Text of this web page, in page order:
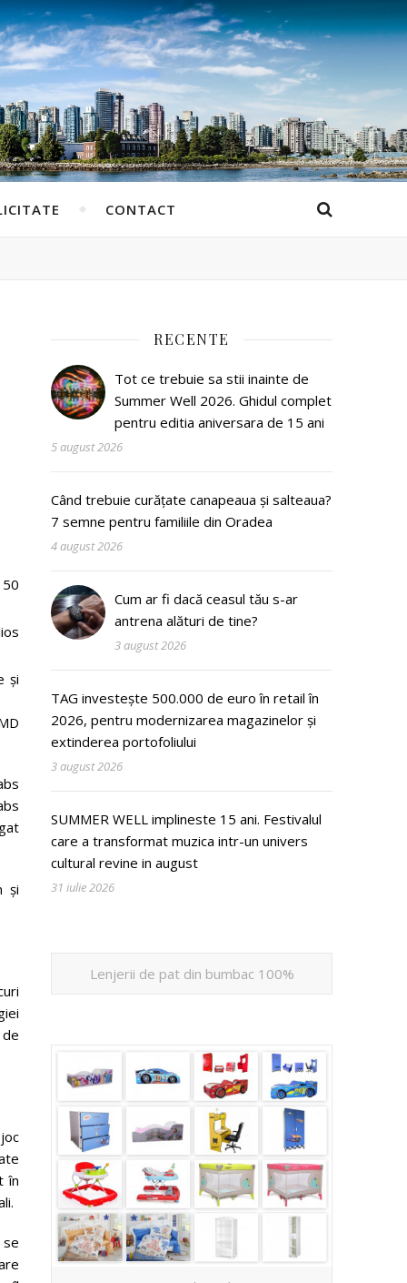
CONTACT
și
și
în
RECENTE
Tot ce trebuie sa stii inainte de
Summer Well 2026. Ghidul complet
pentru editia aniversara de 15 ani
5 august 2026
Când trebuie curățate canapeaua și salteaua?
7 semne pentru familiile din Oradea
4 august 2026
Cum ar fi dacă ceasul tău s-ar
antrena alături de tine?
3 august 2026
TAG investește 500.000 de euro în retail în
2026, pentru modernizarea magazinelor și
extinderea portofoliului
3 august 2026
SUMMER WELL implineste 15 ani. Festivalul
care a transformat muzica intr-un univers
cultural revine in august
31 iulie 2026
Lenjerii de pat din bumbac 100%